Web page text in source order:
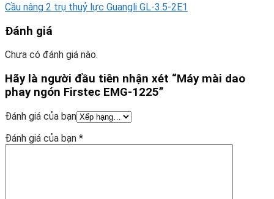
Cầu nâng 2 trụ thuỷ lực Guangli GL-3.5-2E1
Đánh giá
Chưa có đánh giá nào.
Hãy là người đầu tiên nhận xét “Máy mài dao
phay ngón Firstec EMG-1225”
Đánh giá của bạn
Đánh giá của bạn *